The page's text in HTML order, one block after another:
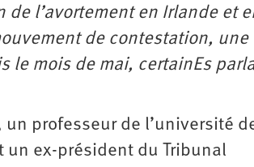
l’avortement en Irlande et
de contestation,
le mois de mai, certainEs
professeur de l’université
un ex-président du Tribunal